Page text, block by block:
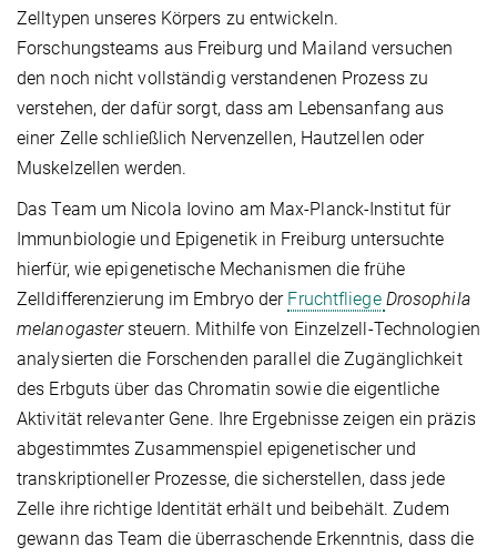
Zelltypen unseres Körpers zu entwickeln.
Forschungsteams aus Freiburg und Mailand versuchen
den noch nicht vollständig verstandenen Prozess zu
verstehen, der dafür sorgt, dass am Lebensanfang aus
einer Zelle schließlich Nervenzellen, Hautzellen oder
Muskelzellen werden.
Das Team um Nicola Iovino am Max-Planck-Institut für
Immunbiologie und Epigenetik in Freiburg untersuchte
hierfür, wie epigenetische Mechanismen die frühe
Zelldifferenzierung im Embryo der Fruchtfliege Drosophila
melanogaster steuern. Mithilfe von Einzelzell-Technologien
analysierten die Forschenden parallel die Zugänglichkeit
des Erbguts über das Chromatin sowie die eigentliche
Aktivität relevanter Gene. Ihre Ergebnisse zeigen ein präzis
abgestimmtes Zusammenspiel epigenetischer und
transkriptioneller Prozesse, die sicherstellen, dass jede
Zelle ihre richtige Identität erhält und beibehält. Zudem
gewann das Team die überraschende Erkenntnis, dass die